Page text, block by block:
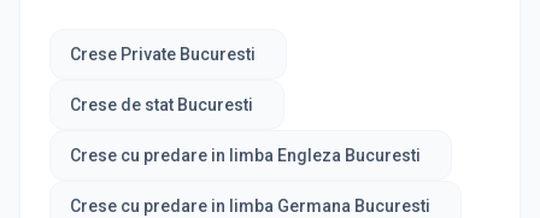
Crese Private Bucuresti
Crese de stat Bucuresti
Crese cu predare in limba Engleza Bucuresti
Crese cu predare in limba Germana Bucuresti